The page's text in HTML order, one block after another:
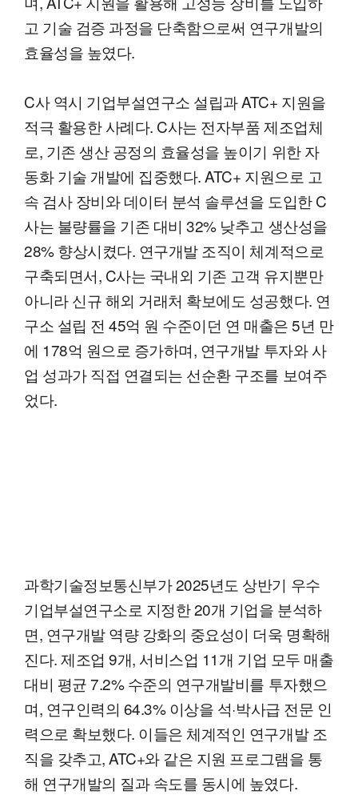
고 기술 검증 과정을 단축함으로써 연구개발의
효율성을 높였다.
C사 역시 기업부설연구소 설립과 ATC+ 지원을
적극 활용한 사례다. C사는 전자부품 제조업체
로, 기존 생산 공정의 효율성을 높이기 위한 자
동화 기술 개발에 집중했다. ATC+ 지원으로 고
속 검사 장비와 데이터 분석 솔루션을 도입한 C
사는 불량률을 기존 대비 32% 낮추고 생산성을
28% 향상시켰다. 연구개발 조직이 체계적으로
구축되면서, C사는 국내외 기존 고객 유지뿐만
아니라 신규 해외 거래처 확보에도 성공했다. 연
구소 설립 전 45억 원 수준이던 연 매출은 5년 만
에 178억 원으로 증가하며, 연구개발 투자와 사
업 성과가 직접 연결되는 선순환 구조를 보여주
었다.
과학기술정보통신부가 2025년도 상반기 우수
기업부설연구소로 지정한 20개 기업을 분석하
면, 연구개발 역량 강화의 중요성이 더욱 명확해
진다. 제조업 9개, 서비스업 11개 기업 모두 매출
대비 평균 7.2% 수준의 연구개발비를 투자했으
며, 연구인력의 64.3% 이상을 석·박사급 전문 인
력으로 확보했다. 이들은 체계적인 연구개발 조
직을 갖추고, ATC+와 같은 지원 프로그램을 통
해 연구개발의 질과 속도를 동시에 높였다.